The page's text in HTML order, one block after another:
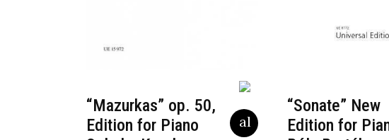
“Mazurkas” op. 50,
Edition for Piano
“Sonate” New
Edition for